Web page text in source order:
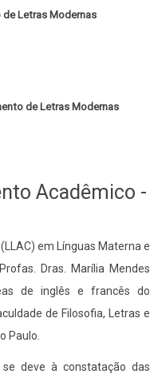
Letras Modernas
de Letras Modernas
Acadêmico -
em Línguas Materna e
Dras. Marília Mendes
de inglês e francês do
de Filosofia, Letras e
Paulo.
deve à constatação das